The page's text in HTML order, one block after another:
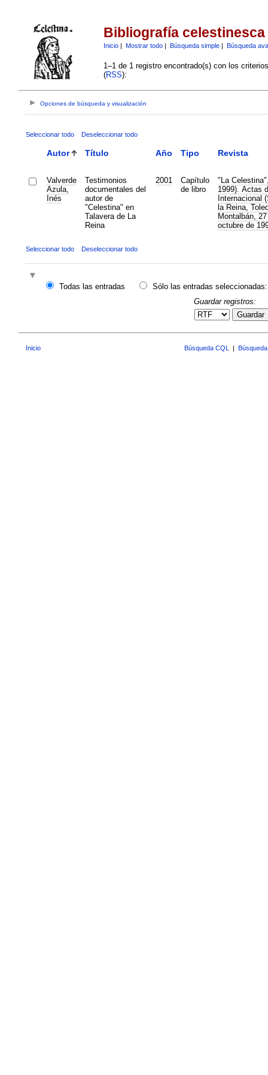
Bibliografía celestinesca
Inicio| Mostrar todo| Búsqueda simple| Búsqueda
1–1 de 1 registro encontrado(s) con los
(RSS):
Opciones de búsqueda y visualización
Seleccionar todo Deseleccionar todo
Autor Título Año Tipo Revista
Valverde
Azula,
Inés
Testimonios
documentales del
autor de
"Celestina" en
Talavera de La
Reina
2001
Capítulo
de libro
"La
1999). Actas
Internacional
la Reina,
Montalbán,
octubre de
Seleccionar todo Deseleccionar todo
Todas las entradas
Sólo las entradas seleccionadas:
Guardar registros:
Guardar
Inicio Búsqueda CQL